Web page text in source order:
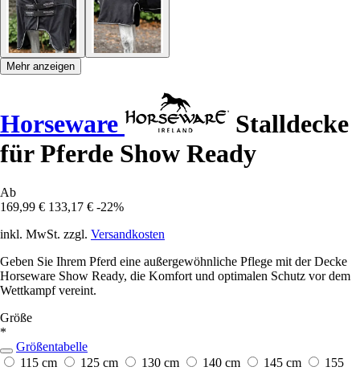
Mehr anzeigen
Horseware
Stalldecke
für Pferde Show Ready
Ab
169,99 € 133,17 € -22%
inkl. MwSt. zzgl. Versandkosten
Geben Sie Ihrem Pferd eine außergewöhnliche Pflege mit der Decke
Horseware Show Ready, die Komfort und optimalen Schutz vor dem
Wettkampf vereint.
Größe
*
Größentabelle
115 cm
125 cm 130 cm 140 cm 145 cm
155